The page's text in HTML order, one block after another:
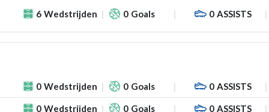
6 Wedstrijden 0 Goals 0 ASSISTS
0 Wedstrijden 0 Goals 0 ASSISTS
0 Wedstrijden 0 Goals 0 ASSISTS